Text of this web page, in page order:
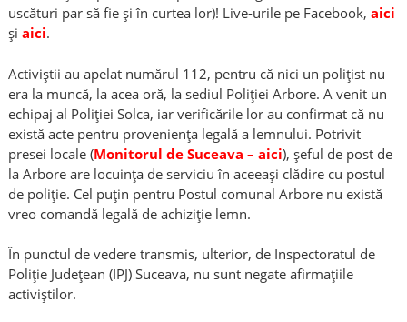
uscături par să fie și în curtea lor)! Live-urile pe Facebook, aici
și aici.
Activiștii au apelat numărul 112, pentru că nici un polițist nu
era la muncă, la acea oră, la sediul Poliției Arbore. A venit un
echipaj al Poliției Solca, iar verificările lor au confirmat că nu
există acte pentru proveniența legală a lemnului. Potrivit
presei locale (Monitorul de Suceava – aici), șeful de post de
la Arbore are locuința de serviciu în aceeași clădire cu postul
de poliție. Cel puțin pentru Postul comunal Arbore nu există
vreo comandă legală de achiziție lemn.
În punctul de vedere transmis, ulterior, de Inspectoratul de
Poliție Județean (IPJ) Suceava, nu sunt negate afirmațiile
activiștilor.